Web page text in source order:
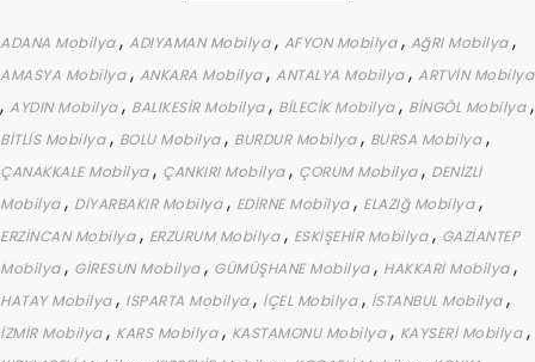
ADANA Mobilya, ADIYAMAN Mobilya, AFYON Mobilya, AğRI Mobilya,
AMASYA Mobilya, ANKARA Mobilya, ANTALYA Mobilya, ARTVİN Mobilya
, AYDIN Mobilya, BALIKESİR Mobilya, BİLECİK Mobilya, BİNGÖL Mobilya,
BİTLİS Mobilya, BOLU Mobilya, BURDUR Mobilya, BURSA Mobilya,
ÇANAKKALE Mobilya, ÇANKIRI Mobilya, ÇORUM Mobilya, DENİZLİ
Mobilya, DİYARBAKIR Mobilya, EDİRNE Mobilya, ELAZIğ Mobilya,
ERZİNCAN Mobilya, ERZURUM Mobilya, ESKİŞEHİR Mobilya, GAZİANTEP
Mobilya, GİRESUN Mobilya, GÜMÜŞHANE Mobilya, HAKKARİ Mobilya,
HATAY Mobilya, ISPARTA Mobilya, İÇEL Mobilya, İSTANBUL Mobilya,
İZMİR Mobilya, KARS Mobilya, KASTAMONU Mobilya, KAYSERİ Mobilya,